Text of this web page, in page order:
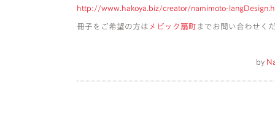
http://www.hakoya.biz/creator/namimoto-
冊子をご希望の方は メビック扇町 までお問い合わせく
by